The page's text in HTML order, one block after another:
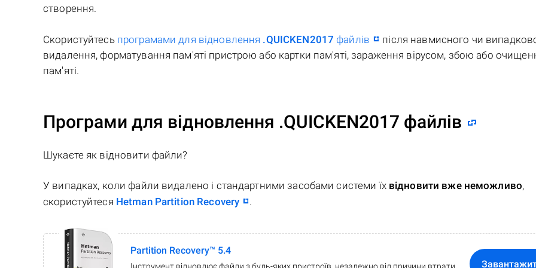
створення.
Скористуйтесь програмами для відновлення .QUICKEN2017 файлів
після навмисного чи
видалення, форматування пам'яті пристрою або картки пам'яті, зараження вірусом, збою або
пам'яті.
Програми для відновлення .QUICKEN2017 файлів
Шукаєте як відновити файли?
У випадках, коли файли видалено і стандартними засобами системи їх відновити вже неможливо,
скористуйтеся Hetman Partition Recovery .
Partition Recovery™ 5.4